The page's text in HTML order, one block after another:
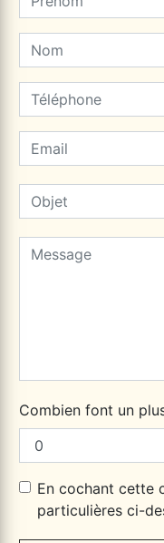
Combien font un
En cochant cette
particulières ci-